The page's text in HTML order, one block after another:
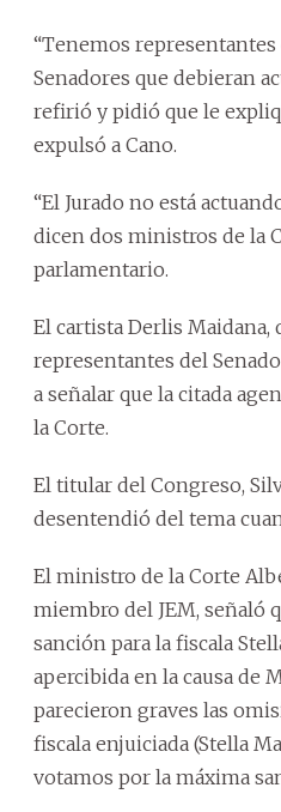
“Tenemos representantes
Senadores que debieran
refirió y pidió que le
expulsó a Cano.
“El Jurado no está
dicen dos ministros de la
parlamentario.
El cartista Derlis Maidana,
representantes del
a señalar que la citada
la Corte.
El titular del Congreso,
desentendió del tema
El ministro de la Corte
miembro del JEM, señaló
sanción para la fiscala
apercibida en la causa de
parecieron graves las
fiscala enjuiciada (Stella
votamos por la máxima